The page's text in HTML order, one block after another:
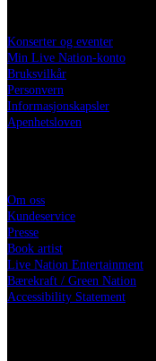
Konserter og eventer
Min Live Nation-konto
Bruksvilkår
Personvern
Informasjonskapsler
Apenhetsloven
Om oss
Kundeservice
Presse
Book artist
Live Nation Entertainment
Bærekraft / Green Nation
Accessibility Statement